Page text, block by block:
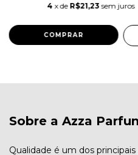
4 x de R$21,23 sem juros
Sobre a Azza
Qualidade é um dos